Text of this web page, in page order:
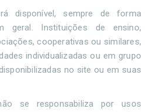
disponível, sempre de forma
geral. Instituições de ensino,
cooperativas ou similares,
individualizadas ou em grupo
no site ou em suas
se responsabiliza por usos